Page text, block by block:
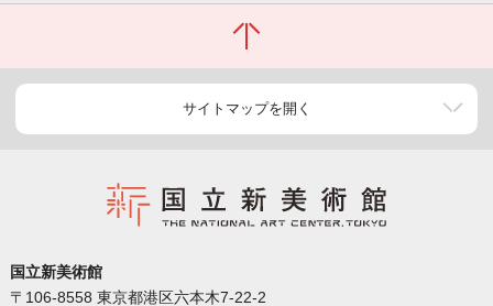
サイトマップを開く
国立新美術館
〒106-8558 東京都港区六本木7-22-2